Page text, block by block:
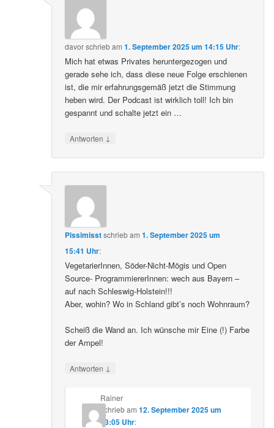
davorschriebam1. September 2025 um 14:15 Uhr:
Mich hat etwas Privates heruntergezogen und
gerade sehe ich, dass diese neue Folge erschienen
ist, die mir erfahrungsgemäß jetzt die Stimmung
heben wird. Der Podcast ist wirklich toll! Ich bin
gespannt und schalte jetzt ein …
Antworten ↓
Pissimisstschriebam1. September 2025 um
15:41 Uhr:
VegetarierInnen, Söder-Nicht-Mögis und Open
Source- ProgrammiererInnen: wech aus Bayern –
auf nach Schleswig-Holstein!!!
Aber, wohin? Wo in Schland gibt’s noch Wohnraum?
Scheiß die Wand an. Ich wünsche mir Eine (!) Farbe
der Ampel!
Antworten ↓
Rainer
schriebam 12. September 2025 um
23:05 Uhr: